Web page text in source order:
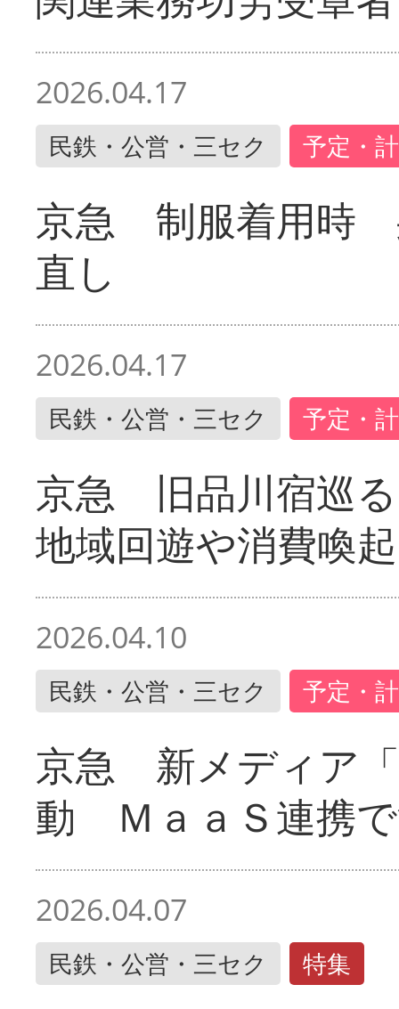
2026.04.17
民鉄・公営・三セク 予定・
京急 制服着用時
直し
2026.04.17
民鉄・公営・三セク 予定・
京急 旧品川宿巡
地域回遊や消費喚起
2026.04.10
民鉄・公営・三セク 予定・
京急 新メディア
動 ＭａａＳ連携
2026.04.07
民鉄・公営・三セク 特集